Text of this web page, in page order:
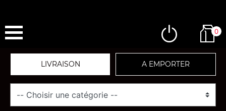
0
LIVRAISON A EMPORTER